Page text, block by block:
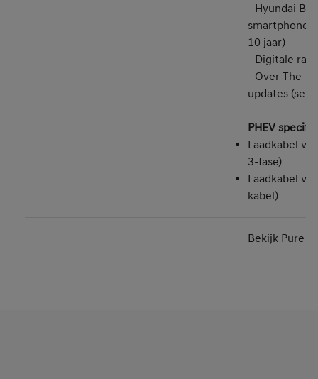
- Hyundai
smartphone-
10 jaar)
- Digitale
- Over-The-
updates
PHEV
Laadkabel
3-fase)
Laadkabel
kabel)
Bekijk Pure